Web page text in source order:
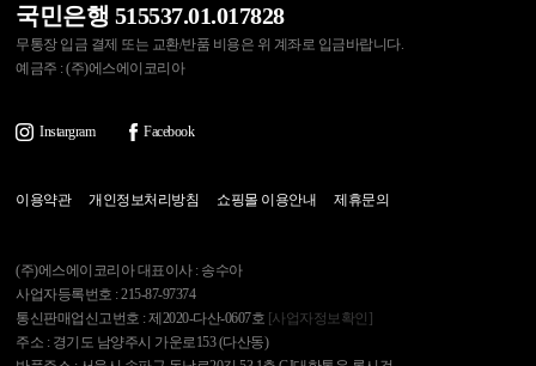
국민은행 515537.01.017828
무통장 입금 결제 또는 교환/반품 비용은 위 계좌로 입금바랍니다.
예금주 : (주)에스에이코리아
Instargram Facebook
이용약관 개인정보처리방침 쇼핑몰 이용안내 제휴문의
(주)에스에이코리아 대표이사 : 송수아
사업자등록번호 : 215-87-97374
통신판매업신고번호 : 제2020-다산-0607호 [사업자정보확인]
주소 : 경기도 남양주시 가운로153 (다산동)